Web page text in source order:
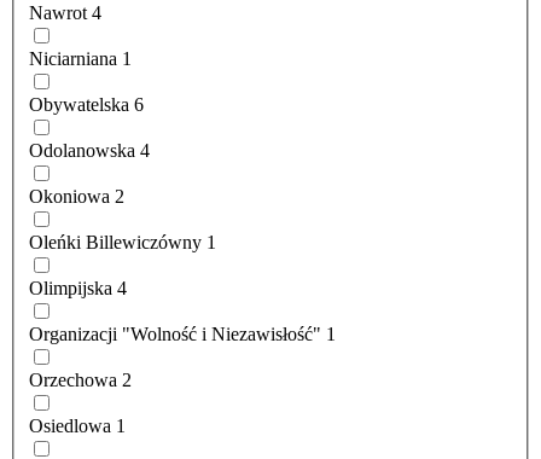
Nawrot 4
Niciarniana 1
Obywatelska 6
Odolanowska 4
Okoniowa 2
Oleńki Billewiczówny 1
Olimpijska 4
Organizacji "Wolność i Niezawisłość" 1
Orzechowa 2
Osiedlowa 1